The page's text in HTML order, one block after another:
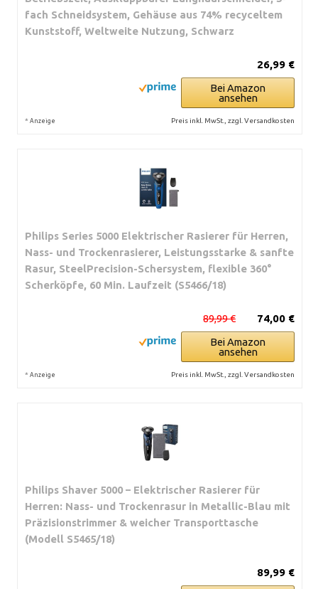
fach Schneidsystem, Gehäuse aus 74% recyceltem
Kunststoff, Weltweite Nutzung, Schwarz
26,99 €
Bei Amazon
ansehen
* Anzeige Preis inkl. MwSt., zzgl. Versandkosten
Philips Series 5000 Elektrischer Rasierer für Herren,
Nass- und Trockenrasierer, Leistungsstarke & sanfte
Rasur, SteelPrecision-Schersystem, flexible 360°
Scherköpfe, 60 Min. Laufzeit (S5466/18)
74,00 €
89,99 €
Bei Amazon
ansehen
* Anzeige Preis inkl. MwSt., zzgl. Versandkosten
Philips Shaver 5000 – Elektrischer Rasierer für
Herren: Nass- und Trockenrasur in Metallic-Blau mit
Präzisionstrimmer & weicher Transporttasche
(Modell S5465/18)
89,99 €